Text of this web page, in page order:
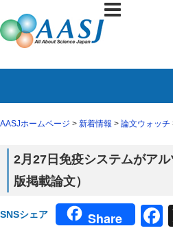
AASJホームページ > 新着情報 > 論文ウォッチ
2月27日免疫システムがア
版掲載論文）
SNSシェア Share